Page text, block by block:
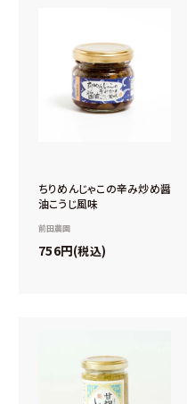
ちりめんじゃこの辛み炒め醤
油こうじ風味
前田農園
756 税込